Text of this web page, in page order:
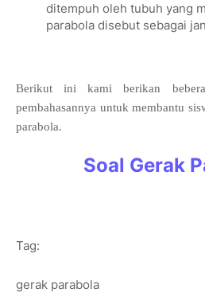
ditempuh oleh tubuh yang
parabola disebut sebagai
Berikut ini kami berikan
pembahasannya untuk membantu
parabola.
Soal Gerak
Tag:
gerak parabola